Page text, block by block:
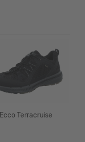
Ecco Terracruise